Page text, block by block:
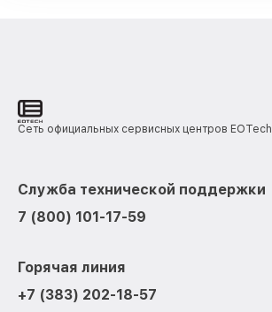
Сеть официальных сервисных центров EOTech
Служба технической поддержки
7 (800) 101-17-59
Горячая линия
+7 (383) 202-18-57